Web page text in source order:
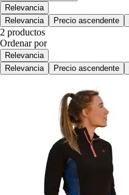
Relevancia
Relevancia
Precio ascendente
2 productos
Ordenar por
Relevancia
Relevancia
Precio ascendente